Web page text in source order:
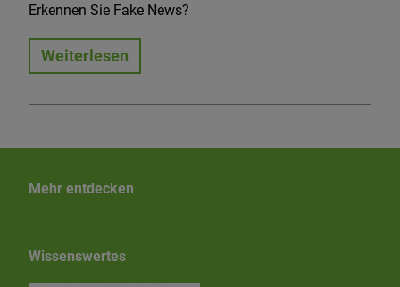
Erkennen Sie Fake News?
Weiterlesen
Mehr entdecken
Wissenswertes